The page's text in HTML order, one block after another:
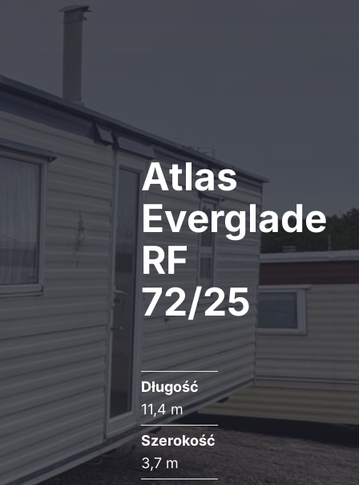
Atlas
Everglade
RF
72/25
Długość
11,4 m
Szerokość
3,7 m